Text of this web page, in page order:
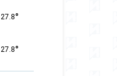
27.8°
27.8°